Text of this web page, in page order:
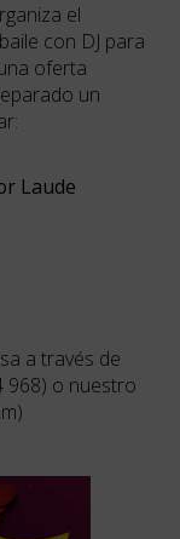
el
con DJ para
oferta
un
Laude
a través de
968) o nuestro